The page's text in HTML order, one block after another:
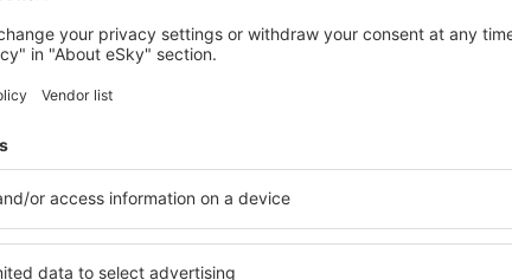
escluse:
Durata totale del viaggio: 1h 20min dettagli